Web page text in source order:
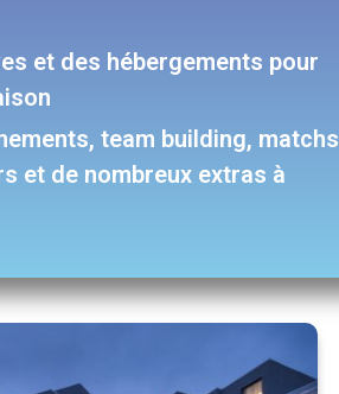
et des hébergements pour
team building, matchs
et de nombreux extras à